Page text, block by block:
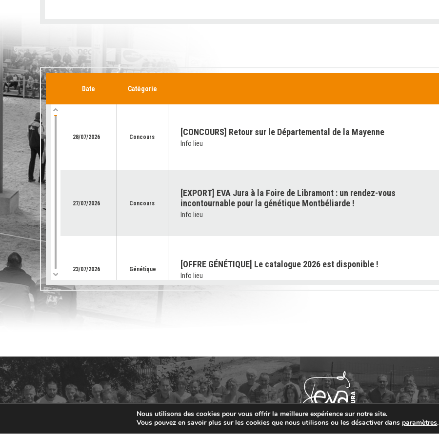
Date Catégorie
28/07/2026 Concours [CONCOURS] Retour sur le Départemental de la Mayenne
Info lieu
27/07/2026 Concours
[EXPORT] EVA Jura à la Foire de Libramont : un rendez-vous
incontournable pour la génétique Montbéliarde !
Info lieu
23/07/2026 Génétique [OFFRE GÉNÉTIQUE] Le catalogue 2026 est disponible !
Info lieu
02/07/2026 Génétique [OFFRE GENETIQUE] : VEMBY JB « TOUJOURS PLUS HAUT ! »
Info lieu
[CONCOURS] EXPO DU FUTUR (01) : La génétique MONTBELIARDE JB
fait des ETINCELLEs
Nous utilisons des cookies pour vous offrir la meilleure expérience sur notre site.
Vous pouvez en savoir plus sur les cookies que nous utilisons ou les désactiver dans paramètres.